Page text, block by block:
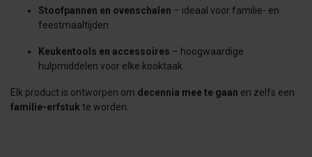
Stoofpannen en ovenschalen – ideaal voor familie- en
feestmaaltijden
Keukentools en accessoires – hoogwaardige
hulpmiddelen voor elke kooktaak
Elk product is ontworpen om decennia mee te gaan en zelfs een
familie-erfstuk te worden.